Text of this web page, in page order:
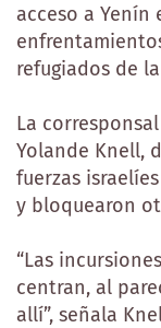
acceso a Yenín
refugiados de
La
Yolande Knell,
fuerzas
y bloquearon
“Las
centran, al
allí”, señala